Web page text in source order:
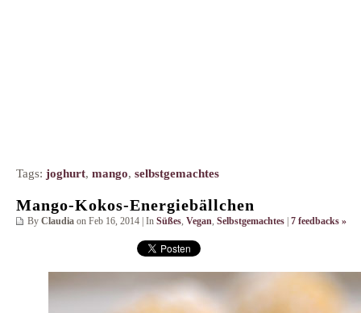
Tags: joghurt, mango, selbstgemachtes
Mango-Kokos-Energiebällchen
By Claudia on Feb 16, 2014 | In Süßes Vegan Selbstgemachtes | 7 feedbacks »